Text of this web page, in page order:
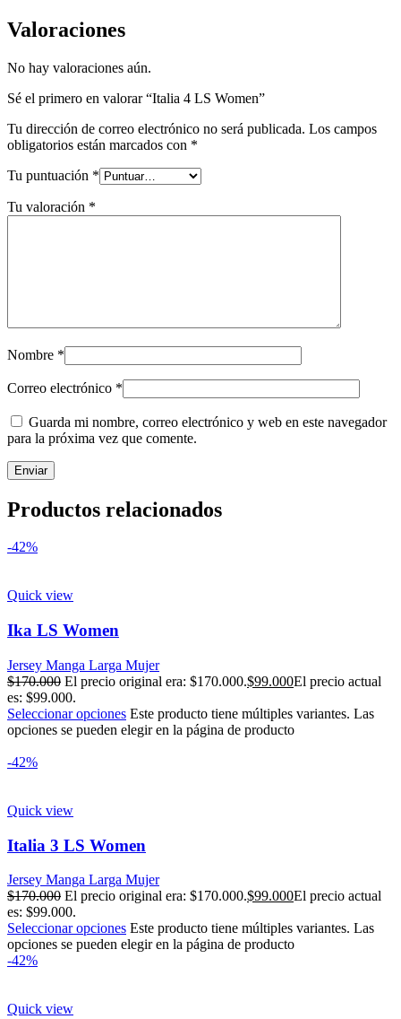
Valoraciones
No hay valoraciones aún.
Sé el primero en valorar “Italia 4 LS Women”
Tu dirección de correo electrónico no será publicada. Los campos
obligatorios están marcados con *
Tu puntuación *
Tu valoración *
Nombre *
Correo electrónico *
Guarda mi nombre, correo electrónico y web en este navegador
para la próxima vez que comente.
Productos relacionados
-42%
Quick view
Ika LS Women
Jersey Manga Larga Mujer
$170.000 El precio original era: $170.000.$99.000El precio actual
es: $99.000.
Seleccionar opciones Este producto tiene múltiples variantes. Las
opciones se pueden elegir en la página de producto
-42%
Quick view
Italia 3 LS Women
Jersey Manga Larga Mujer
$170.000 El precio original era: $170.000.$99.000El precio actual
es: $99.000.
Seleccionar opciones Este producto tiene múltiples variantes. Las
opciones se pueden elegir en la página de producto
-42%
Quick view